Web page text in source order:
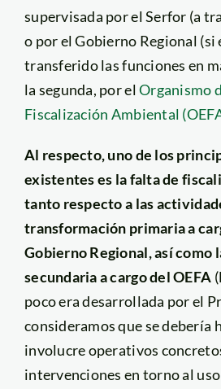
supervisada por el Serfor (a
o por el Gobierno Regional (si
transferido las funciones en
la segunda, por elOrganismo
Fiscalización Ambiental
Al respecto, uno de los
existentes es la falta de
tanto respecto a las
transformación primaria a
Gobierno Regional, así como
secundaria a cargo del OEFA
poco era desarrollada por el
consideramos que se debería
involucre operativos
intervenciones en torno al